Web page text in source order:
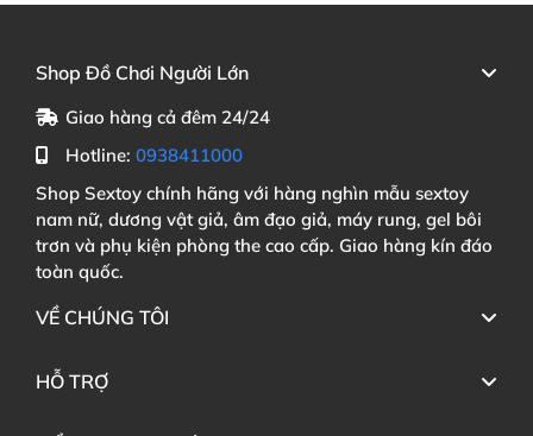
Shop Đồ Chơi Người Lớn
Giao hàng cả đêm 24/24
Hotline: 0938411000
Shop Sextoy chính hãng với hàng nghìn mẫu sextoy
nam nữ, dương vật giả, âm đạo giả, máy rung, gel bôi
trơn và phụ kiện phòng the cao cấp. Giao hàng kín đáo
toàn quốc.
VỀ CHÚNG TÔI
HỖ TRỢ